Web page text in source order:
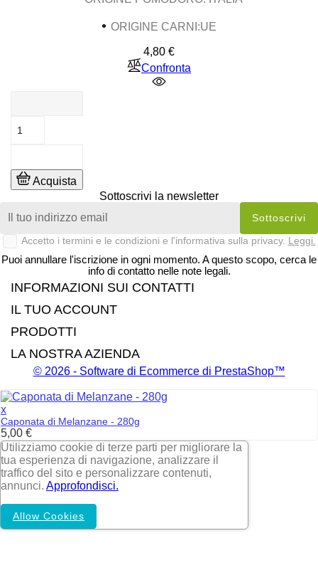
• ORIGINE CARNI:UE
4,80 €Prezzo
Confronta
Acquista
Sottoscrivi la newsletter
Accetto i termini e le condizioni e l'informativa sulla privacy. Leggi.
Puoi annullare l'iscrizione in ogni momento. A questo scopo, cerca le
info di contatto nelle note legali.
INFORMAZIONI SUI CONTATTI
IL TUO ACCOUNT
PRODOTTI
LA NOSTRA AZIENDA
© 2026 - Software di Ecommerce di PrestaShop™
x
Caponata di Melanzane - 280g
5,00 €Price
Utilizziamo cookie di terze parti per migliorare la
tua esperienza di navigazione, analizzare il
traffico del sito e personalizzare contenuti,
annunci. Approfondisci.
Allow Cookies